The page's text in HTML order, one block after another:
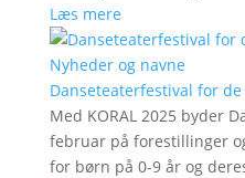
Læs mere
Nyheder og navne
Danseteaterfestival for
Med KORAL 2025 byder
februar på forestillinger
for børn på 0-9 år og